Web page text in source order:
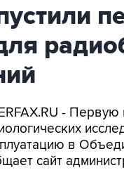
-
в
сайт